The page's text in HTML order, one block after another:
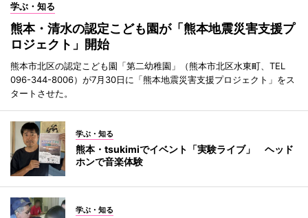
学ぶ・知る
熊本・清水の認定こども園が「熊本地震災害支援プ
ロジェクト」開始
熊本市北区の認定こども園「第二幼稚園」（熊本市北区水東町、TEL
096-344-8006）が7月30日に「熊本地震災害支援プロジェクト」をス
タートさせた。
学ぶ・知る
熊本・tsukimiでイベント「実験ライブ」 ヘッド
ホンで音楽体験
学ぶ・知る